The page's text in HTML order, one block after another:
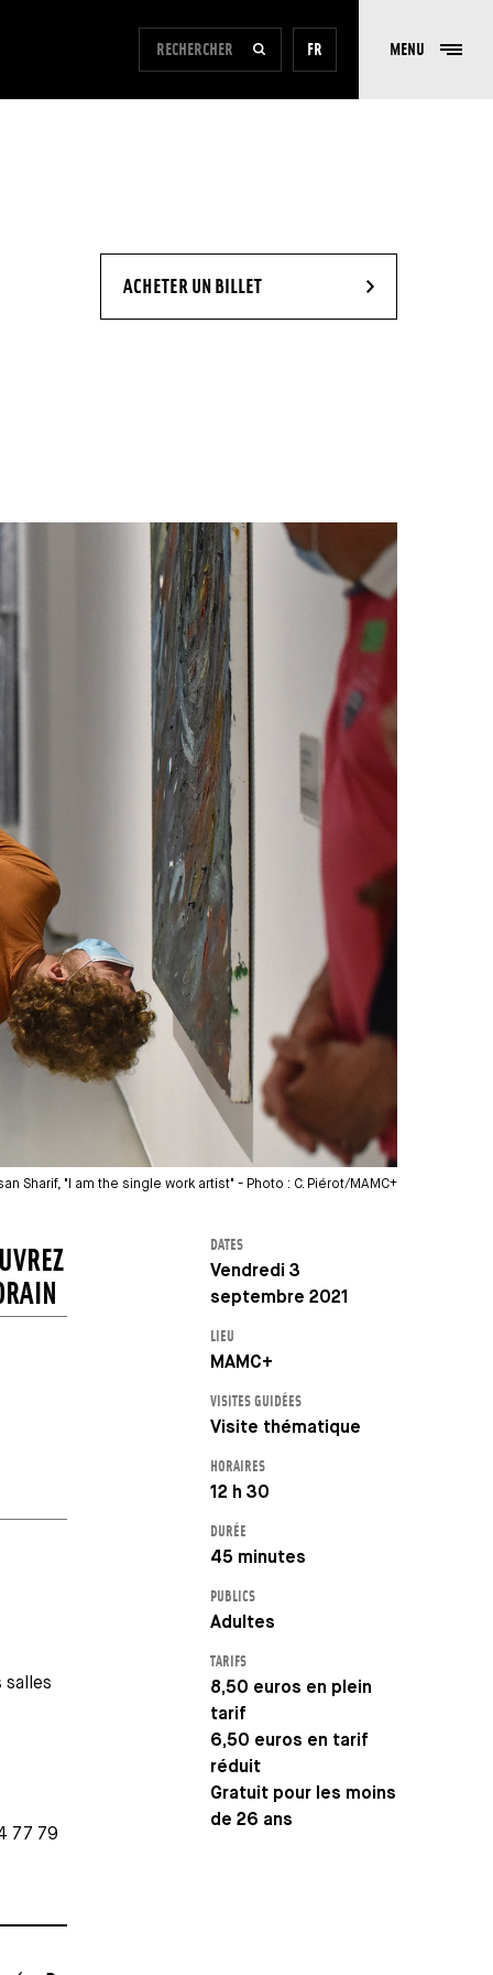
FORMULAIRE DE RECHERCHE DU SITE
RECHERCHERFR MENU
ACHETER UN BILLET- NOUVELLE FENÊTRE
Sharif, "I am the single work artist" - Photo : C. Piérot/MAMC+
DATES
Vendredi 3
septembre 2021
LIEU
MAMC+
VISITES GUIDÉES
Visite thématique
HORAIRES
12 h 30
DURÉE
45 minutes
PUBLICS
Adultes
TARIFS
8,50 euros en plein
tarif
6,50 euros en tarif
réduit
Gratuit pour les moins
de 26 ans
77 79